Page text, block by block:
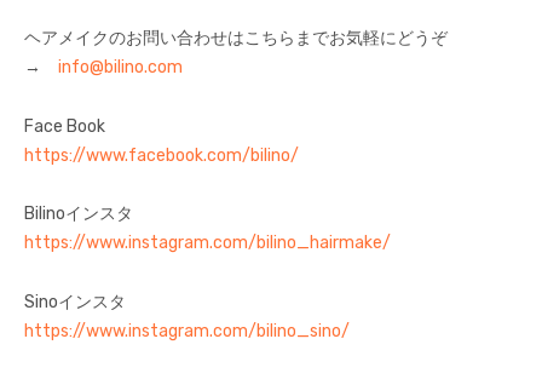
ヘアメイクのお問い合わせはこちらまでお気軽にどうぞ
→ info@bilino.com
Face Book
https://www.facebook.com/bilino/
Bilinoインスタ
https://www.instagram.com/bilino_hairmake/
Sinoインスタ
https://www.instagram.com/bilino_sino/